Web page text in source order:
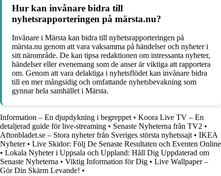
Hur kan invånare bidra till
nyhetsrapporteringen på märsta.nu?
Invånare i Märsta kan bidra till nyhetsrapporteringen på
märsta.nu genom att vara vaksamma på händelser och nyheter i
sitt närområde. De kan tipsa redaktionen om intressanta nyheter,
händelser eller evenemang som de anser är viktiga att rapportera
om. Genom att vara delaktiga i nyhetsflödet kan invånare bidra
till en mer mångsidig och omfattande nyhetsbevakning som
gynnar hela samhället i Märsta.
Information – En djupdykning i begreppet• Koora Live TV – En
detaljerad guide för live-streaming • Senaste Nyheterna från TV2 •
Aftonbladet.se – Stora nyheter från Sveriges största nyhetssajt• IKEA
Nyheter• Live Skidor: Följ De Senaste Resultaten och Eventen Online
• Lokala Nyheter i Uppsala och Uppland: Håll Dig Uppdaterad om
Senaste Nyheterna • Viktig Information för Dig • Live Wallpaper –
Gör Din Skärm Levande! •